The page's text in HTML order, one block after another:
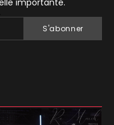
S'abonner